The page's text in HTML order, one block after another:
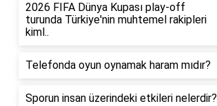
2026 FIFA Dünya Kupası play-off
turunda Türkiye'nin muhtemel rakipleri
kiml..
Telefonda oyun oynamak haram mıdır?
Sporun insan üzerindeki etkileri nelerdir?